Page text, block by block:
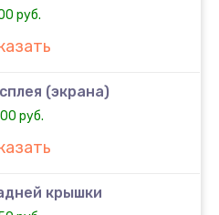
руб.
(экрана)
руб.
крышки